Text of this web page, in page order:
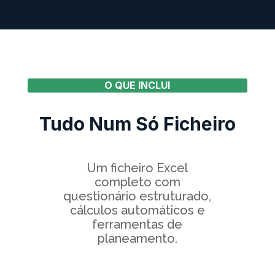
O QUE INCLUI
Tudo Num Só Ficheiro
Um ficheiro Excel
completo com
questionário estruturado,
cálculos automáticos e
ferramentas de
planeamento.